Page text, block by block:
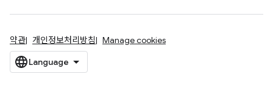
약관 개인정보처리방침 Manage cookies